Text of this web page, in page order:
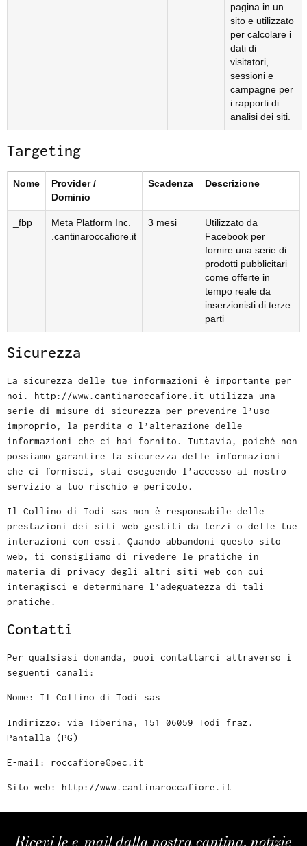
pagina in un
sito e utilizzato
per calcolare i
dati di
visitatori,
sessioni e
campagne per
i rapporti di
analisi dei siti.
Targeting
Nome
Provider /
Dominio
Scadenza Descrizione
_fbp
Meta Platform Inc.
.cantinaroccafiore.it
3 mesi
Utilizzato da
Facebook per
fornire una serie di
prodotti pubblicitari
come offerte in
tempo reale da
inserzionisti di terze
parti
Sicurezza
La sicurezza delle tue informazioni è importante per
noi. http://www.cantinaroccafiore.it utilizza una
serie di misure di sicurezza per prevenire l’uso
improprio, la perdita o l’alterazione delle
informazioni che ci hai fornito. Tuttavia, poiché non
possiamo garantire la sicurezza delle informazioni
che ci fornisci, stai eseguendo l’accesso al nostro
servizio a tuo rischio e pericolo.
Il Collino di Todi sas non è responsabile delle
prestazioni dei siti web gestiti da terzi o delle tue
interazioni con essi. Quando abbandoni questo sito
web, ti consigliamo di rivedere le pratiche in
materia di privacy degli altri siti web con cui
interagisci e determinare l’adeguatezza di tali
pratiche.
Contatti
Per qualsiasi domanda, puoi contattarci attraverso i
seguenti canali:
Nome: Il Collino di Todi sas
Indirizzo: via Tiberina, 151 06059 Todi fraz.
Pantalla (PG)
E-mail: roccafiore@pec.it
Sito web: http://www.cantinaroccafiore.it
Ricevi le e-mail dalla nostra cantina, notizie